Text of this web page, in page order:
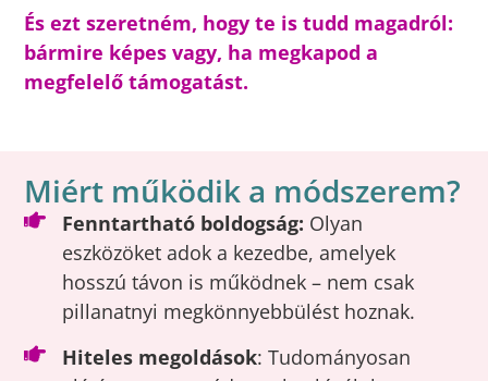
És ezt szeretném, hogy te is tudd magadról:
bármire képes vagy, ha megkapod a
megfelelő támogatást.
Miért működik a módszerem?
Fenntartható boldogság: Olyan
eszközöket adok a kezedbe, amelyek
hosszú távon is működnek – nem csak
pillanatnyi megkönnyebbülést hoznak.
Hiteles megoldások: Tudományosan